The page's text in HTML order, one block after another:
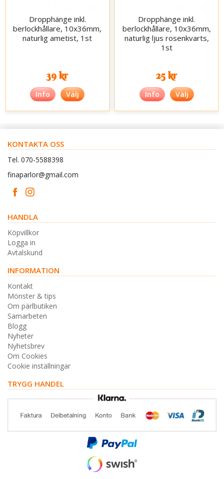
Dropphänge inkl.
berlockhållare, 10x36mm,
naturlig ametist, 1st
39 kr
Info Välj
Dropphänge inkl.
berlockhållare, 10x36mm,
naturlig ljus rosenkvarts,
1st
25 kr
Info Välj
KONTAKTA OSS
Tel. 070-5588398
finaparlor@gmail.com
HANDLA
Köpvillkor
Logga in
Avtalskund
INFORMATION
Kontakt
Mönster & tips
Om pärlbutiken
Samarbeten
Blogg
Nyheter
Nyhetsbrev
Om Cookies
Cookie inställningar
TRYGG HANDEL